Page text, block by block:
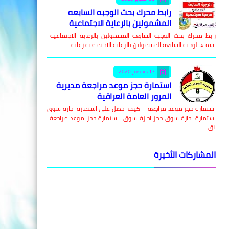
رابط محرك بحث الوجبه السابعه
المشمولين بالرعاية الاجتماعية
رابط محرك بحث الوجبه السابعه المشمولين بالرعاية الاجتماعية
اسماء الوجبة السابعه المشمولين بالرعاية الاجتماعية رعاية …
17 ديسمبر 2020
استمارة حجز موعد مراجعة مديرية
المرور العامة العراقية
استمارة حجز موعد مراجعة كيف احصل على استمارة اجازة سوق
استمارة اجازة سوق حجز اجازة سوق استمارة حجز موعد مراجعة
نق…
المشاركات الأخيرة